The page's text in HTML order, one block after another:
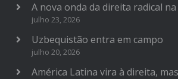
A nova onda da direita radical
julho 23, 2026
Uzbequistão entra em campo
julho 20, 2026
América Latina vira à direita,